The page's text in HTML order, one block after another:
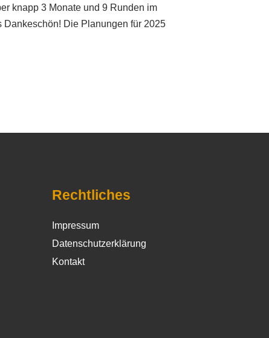
knapp 3 Monate und 9 Runden im
Die Planungen für 2025
Rechtliches
Impressum
Datenschutzerklärung
Kontakt